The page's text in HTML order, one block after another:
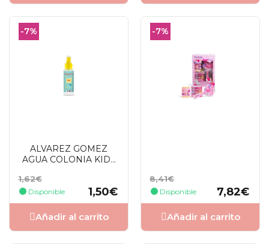
-7%
ALVAREZ GOMEZ
AGUA COLONIA KIDS
Precio
base
1,62€
Disponible
Precio
1,50€
Añadir al carrito
-7%
Precio
base
8,41€
Disponible
Precio
7,82€
Añadir al carrito